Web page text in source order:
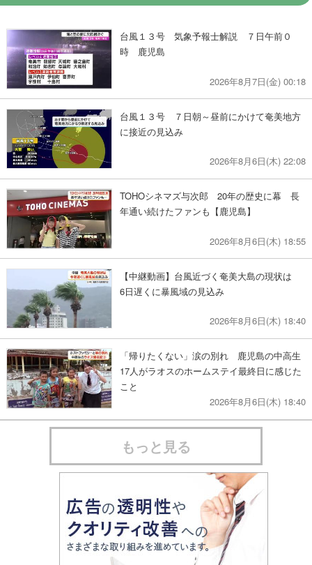
台風１３号 気象予報士解説 ７日午前０
時 鹿児島
2026年8月7日(金) 00:18
台風１３号 ７日朝～昼前にかけて奄美地方
に接近の見込み
2026年8月6日(木) 22:08
TOHOシネマズ与次郎 20年の歴史に幕 長
年通い続けたファンも【鹿児島】
2026年8月6日(木) 18:55
【中継動画】台風近づく奄美大島の現状は
6日遅くに暴風域の見込み
2026年8月6日(木) 18:40
「帰りたくない」涙の別れ 鹿児島の中高生
17人がラオスのホームステイ最終日に感じた
こと
2026年8月6日(木) 18:40
もっと見る